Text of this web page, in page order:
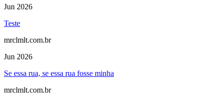
Jun 2026
Teste
mrclmlt.com.br
Jun 2026
Se essa rua, se essa rua fosse minha
mrclmlt.com.br